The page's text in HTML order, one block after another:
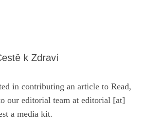
k Zdraví
in contributing an article to Read,
our editorial team at editorial [at]
a media kit.